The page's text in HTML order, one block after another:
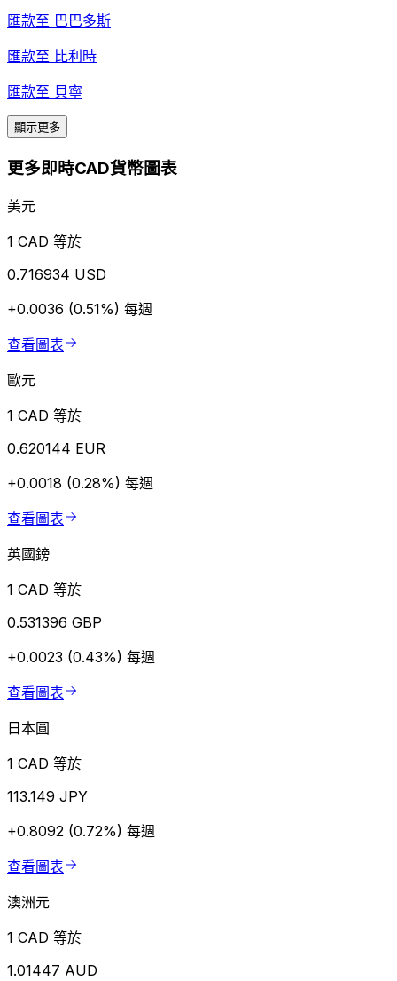
匯款至 巴巴多斯
匯款至 比利時
匯款至 貝寧
顯示更多
更多即時CAD貨幣圖表
美元
1 CAD 等於
0.716934 USD
+0.0036 (0.51%) 每週
查看圖表
歐元
1 CAD 等於
0.620144 EUR
+0.0018 (0.28%) 每週
查看圖表
英國鎊
1 CAD 等於
0.531396 GBP
+0.0023 (0.43%) 每週
查看圖表
日本圓
1 CAD 等於
113.149 JPY
+0.8092 (0.72%) 每週
查看圖表
澳洲元
1 CAD 等於
1.01447 AUD